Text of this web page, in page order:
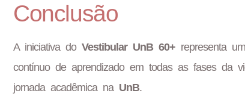
Conclusão
A iniciativa do Vestibular UnB 60+ representa
contínuo de aprendizado em todas as fases da
jornada acadêmica na UnB.